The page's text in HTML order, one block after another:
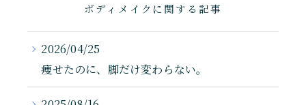
ボディメイクに関する記事
2026/04/25
痩せたのに、脚だけ変わらない。